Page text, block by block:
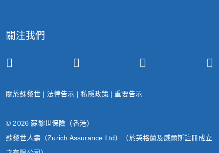
關注我們
關於蘇黎世 | 法律告示 |私隱政策|重要告示
© 2026 蘇黎世保險（香港）
蘇黎世人壽（Zurich Assurance Ltd）（於英格蘭及威爾斯註冊成立